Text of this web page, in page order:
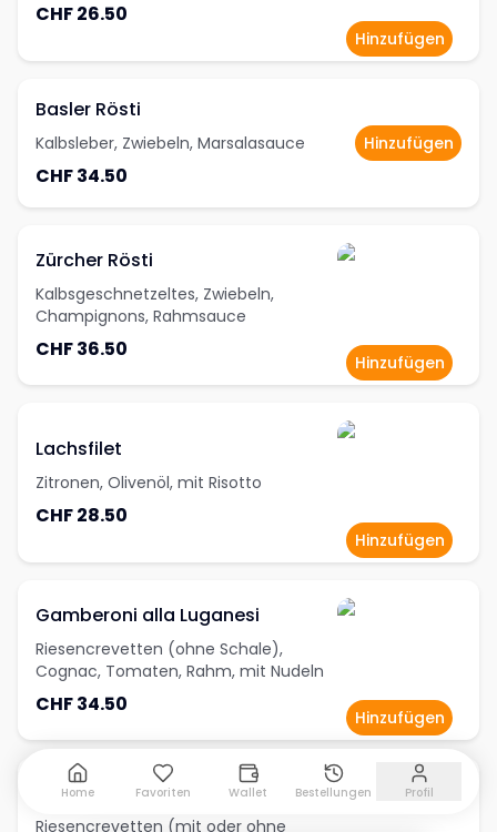
CHF 26.50
Hinzufügen
Basler Rösti
Kalbsleber, Zwiebeln, Marsalasauce
CHF 34.50
Hinzufügen
Zürcher Rösti
Kalbsgeschnetzeltes, Zwiebeln,
Champignons, Rahmsauce
CHF 36.50
Hinzufügen
Lachsfilet
Zitronen, Olivenöl, mit Risotto
CHF 28.50
Hinzufügen
Gamberoni alla Luganesi
Riesencrevetten (ohne Schale),
Cognac, Tomaten, Rahm, mit Nudeln
CHF 34.50
Hinzufügen
Gamberoni alla Griglia
Riesencrevetten (mit oder ohne
Home Favoriten Wallet Bestellungen Profil